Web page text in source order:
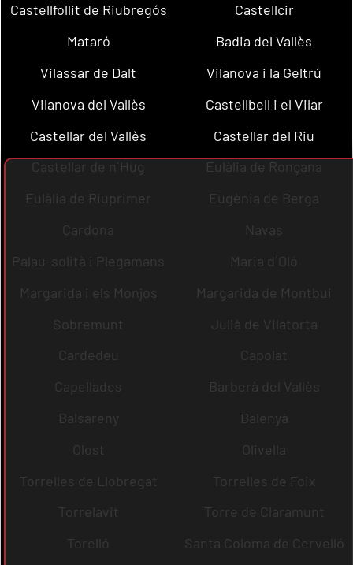
Castellfollit de Riubregós
Castellcir
Mataró
Badia del Vallès
Vilassar de Dalt
Vilanova i la Geltrú
Vilanova del Vallès
Castellbell i el Vilar
Castellar del Vallès
Castellar del Riu
Castellar de n´Hug
Eulàlia de Ronçana
Eulàlia de Riuprimer
Eugènia de Berga
Cardona
Navas
Palau-solità i Plegamans
Maria d´Oló
Margarida i els Monjos
Margarida de Montbui
Sobremunt
Julià de Vilatorta
Cardedeu
Capolat
Capellades
Barberà del Vallès
Balsareny
Balenyà
Olost
Olivella
Torrelles de Llobregat
Torrelles de Foix
Torrelavit
Torre de Claramunt
Torelló
Santa Coloma de Cervelló